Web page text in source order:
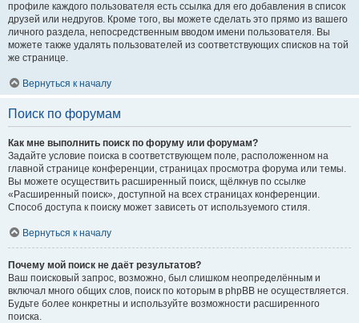
профиле каждого пользователя есть ссылка для его добавления в список
друзей или недругов. Кроме того, вы можете сделать это прямо из вашего
личного раздела, непосредственным вводом имени пользователя. Вы
можете также удалять пользователей из соответствующих списков на той
же странице.
Вернуться к началу
Поиск по форумам
Как мне выполнить поиск по форуму или форумам?
Задайте условие поиска в соответствующем поле, расположенном на
главной странице конференции, страницах просмотра форума или темы.
Вы можете осуществить расширенный поиск, щёлкнув по ссылке
«Расширенный поиск», доступной на всех страницах конференции.
Способ доступа к поиску может зависеть от используемого стиля.
Вернуться к началу
Почему мой поиск не даёт результатов?
Ваш поисковый запрос, возможно, был слишком неопределённым и
включал много общих слов, поиск по которым в phpBB не осуществляется.
Будьте более конкретны и используйте возможности расширенного
поиска.